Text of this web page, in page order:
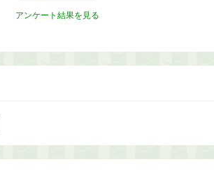
アンケート結果を見る